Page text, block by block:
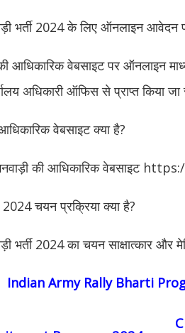
भर्ती 2024 के लिए ऑनलाइन आवेदन
आधिकारिक वेबसाइट पर ऑनलाइन
अधिकारी ऑफिस से प्राप्त किया
वेबसाइट क्या है?
की आधिकारिक वेबसाइट
2024 चयन प्रक्रिया क्या है?
भर्ती 2024 का चयन साक्षात्कार और
Indian Army Rally Bharti